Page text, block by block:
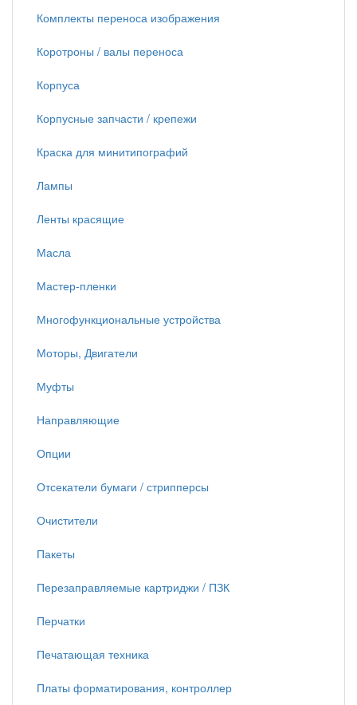
Комплекты переноса изображения
Коротроны / валы переноса
Корпуса
Корпусные запчасти / крепежи
Краска для минитипографий
Лампы
Ленты красящие
Масла
Мастер-пленки
Многофункциональные устройства
Моторы, Двигатели
Муфты
Направляющие
Опции
Отсекатели бумаги / стрипперсы
Очистители
Пакеты
Перезаправляемые картриджи / ПЗК
Перчатки
Печатающая техника
Платы форматирования, контроллер